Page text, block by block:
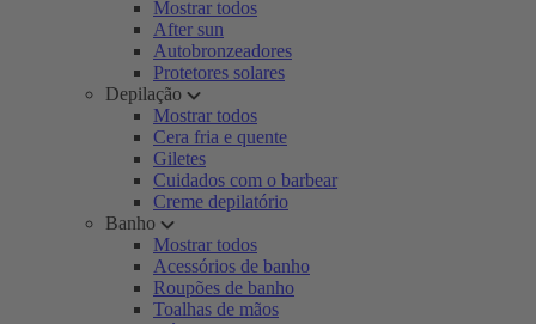
Mostrar todos
After sun
Autobronzeadores
Protetores solares
Depilação
Mostrar todos
Cera fria e quente
Giletes
Cuidados com o barbear
Creme depilatório
Banho
Mostrar todos
Acessórios de banho
Roupões de banho
Toalhas de mãos